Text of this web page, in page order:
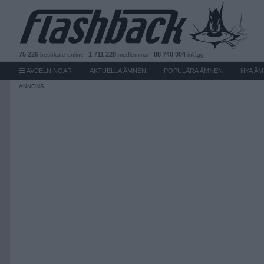
75 226 besökare online 1 711 228 medlemmar 88 740 004 inlägg
AVDELNINGAR AKTUELLA ÄMNEN POPULÄRA ÄMNEN NYA